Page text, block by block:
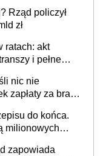
Rząd policzył
zł
ratach: akt
i pełne
nic nie
zapłaty za brak
do końca.
milionowych
zapowiada